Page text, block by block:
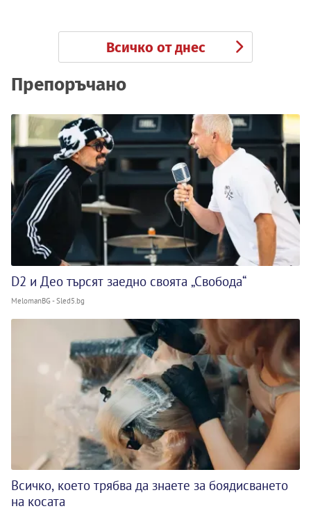
Всичко от днес
Препоръчано
D2 и Део търсят заедно своята „Свобода“
MelomanBG - Sled5.bg
Всичко, което трябва да знаете за боядисването
на косата